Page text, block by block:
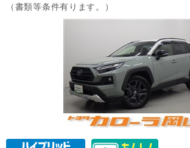
（書類等条件有ります。）